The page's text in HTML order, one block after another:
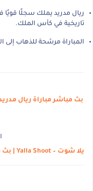
ريال مدريد يملك سجلًا قويًا
تاريخية في كأس الملك.
المباراة مرشحة للذهاب إلى
بث مباشر مباراة ريال
يلا شوت – Yalla Shoot | بث مباشر للمباريات بجودة عالية | Yalla Shoot